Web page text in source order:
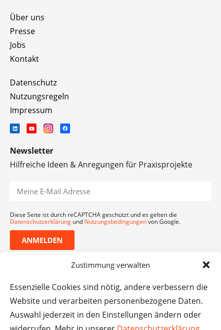
Zustimmung verwalten
Essenzielle Cookies sind nötig, andere verbessern die
Website und verarbeiten personenbezogene Daten.
Auswahl jederzeit in den Einstellungen ändern oder
Über uns
Presse
Jobs
Kontakt
Datenschutz
Nutzungsregeln
Impressum
Newsletter
Hilfreiche Ideen & Anregungen für Praxisprojekte
Diese Seite ist durch reCAPTCHA geschützt und es gelten die
Datenschutzerklärung und Nutzungsbedingungenvon Google.
ANMELDEN